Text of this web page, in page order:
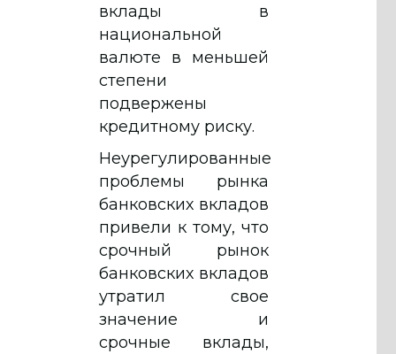
вклады в
национальной
валюте в меньшей
степени
подвержены
кредитному риску.
Неурегулированные
проблемы рынка
банковских вкладов
привели к тому, что
срочный рынок
банковских вкладов
утратил свое
значение и
срочные вклады,